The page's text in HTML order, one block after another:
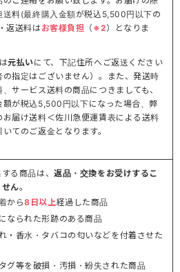
送料(最終購入金額が税込5,500円以下の
返送料はお客様負担 （ ※2）となりま
元払いにて、下記住所へご返送ください
の指定はございません）。また、発送時
、サービス送料の商品につきましても、
額が税込5,500円以下になった場合、弊
お届け送料＜佐川急便運賃表による送料
てのご返金となります。
る商品は、返品・交換をお受けするこ
せん。
から8日以上経過した商品
なられた形跡のある商品
・香水・タバコの匂いなどを付着させた
グ等を破損・汚損・紛失された商品